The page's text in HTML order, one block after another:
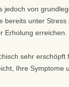
von
bereits unter
Erholung erreichen.
sehr
Ihre